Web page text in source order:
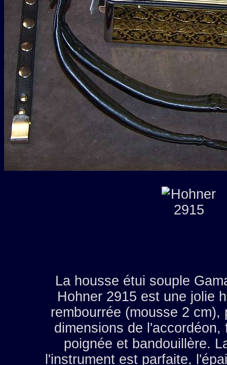
La housse étui souple
Hohner 2915 est une jolie
rembourrée (mousse 2 cm),
dimensions de l'accordéon,
poignée et bandouillère.
l'instrument est parfaite,